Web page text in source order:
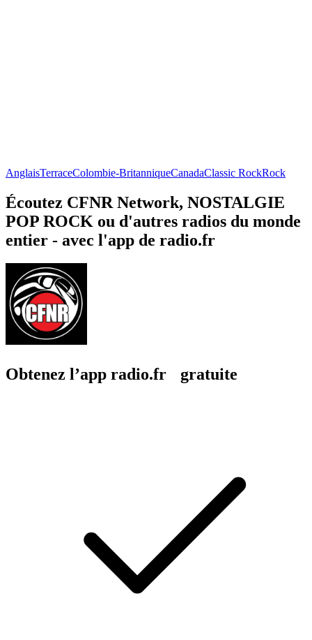
AnglaisTerraceColombie-BritanniqueCanadaClassic RockRock
Écoutez CFNR Network, NOSTALGIE
POP ROCK ou d'autres radios du monde
entier - avec l'app de radio.fr
Obtenez l’app radio.fr gratuite